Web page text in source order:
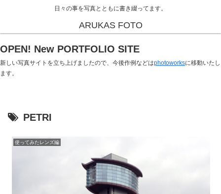
日々の事を写真とともに書き綴ってます。
ARUKAS FOTO
OPEN! New PORTFOLIO SITE
新しい写真サイトを立ち上げましたので、今後作例などはphotoworksに移動いたし
ます。
PETRI
使ってみたレンズ編